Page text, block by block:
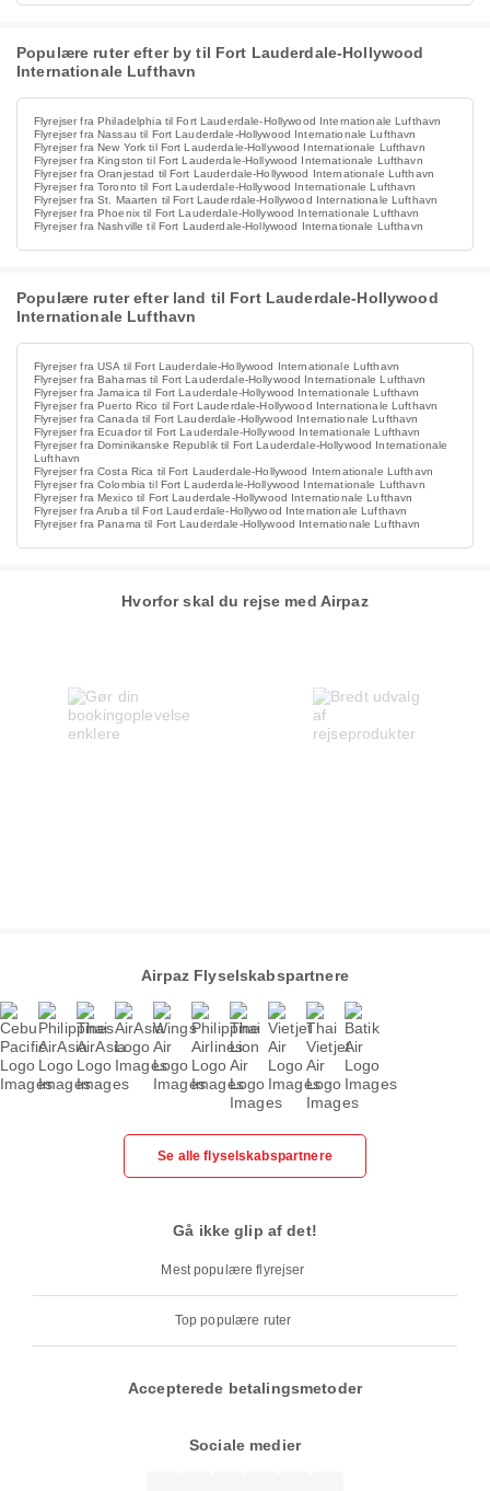
Populære ruter efter by til Fort Lauderdale-Hollywood
Internationale Lufthavn
Flyrejser fra Philadelphia til Fort Lauderdale-Hollywood Internationale Lufthavn
Flyrejser fra Nassau til Fort Lauderdale-Hollywood Internationale Lufthavn
Flyrejser fra New York til Fort Lauderdale-Hollywood Internationale Lufthavn
Flyrejser fra Kingston til Fort Lauderdale-Hollywood Internationale Lufthavn
Flyrejser fra Oranjestad til Fort Lauderdale-Hollywood Internationale Lufthavn
Flyrejser fra Toronto til Fort Lauderdale-Hollywood Internationale Lufthavn
Flyrejser fra St. Maarten til Fort Lauderdale-Hollywood Internationale Lufthavn
Flyrejser fra Phoenix til Fort Lauderdale-Hollywood Internationale Lufthavn
Flyrejser fra Nashville til Fort Lauderdale-Hollywood Internationale Lufthavn
Populære ruter efter land til Fort Lauderdale-Hollywood
Internationale Lufthavn
Flyrejser fra USA til Fort Lauderdale-Hollywood Internationale Lufthavn
Flyrejser fra Bahamas til Fort Lauderdale-Hollywood Internationale Lufthavn
Flyrejser fra Jamaica til Fort Lauderdale-Hollywood Internationale Lufthavn
Flyrejser fra Puerto Rico til Fort Lauderdale-Hollywood Internationale Lufthavn
Flyrejser fra Canada til Fort Lauderdale-Hollywood Internationale Lufthavn
Flyrejser fra Ecuador til Fort Lauderdale-Hollywood Internationale Lufthavn
Flyrejser fra Dominikanske Republik til Fort Lauderdale-Hollywood Internationale
Lufthavn
Flyrejser fra Costa Rica til Fort Lauderdale-Hollywood Internationale Lufthavn
Flyrejser fra Colombia til Fort Lauderdale-Hollywood Internationale Lufthavn
Flyrejser fra Mexico til Fort Lauderdale-Hollywood Internationale Lufthavn
Flyrejser fra Aruba til Fort Lauderdale-Hollywood Internationale Lufthavn
Flyrejser fra Panama til Fort Lauderdale-Hollywood Internationale Lufthavn
Hvorfor skal du rejse med Airpaz
Airpaz Flyselskabspartnere
Se alle flyselskabspartnere
Gå ikke glip af det!
Mest populære flyrejser
Top populære ruter
Accepterede betalingsmetoder
Sociale medier